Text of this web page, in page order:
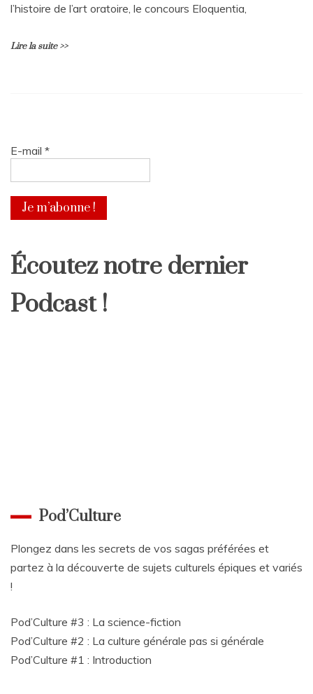
l’histoire de l’art oratoire, le concours Eloquentia,
Lire la suite >>
E-mail *
Écoutez notre dernier
Podcast !
Pod’Culture
Plongez dans les secrets de vos sagas préférées et
partez à la découverte de sujets culturels épiques et variés
!
Pod’Culture #3 : La science-fiction
Pod’Culture #2 : La culture générale pas si générale
Pod’Culture #1 : Introduction